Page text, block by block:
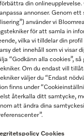
tjänster
Facebook
Miele på Instagram
Miele på Youtube
din onlineupplevelse.
annonser. Genom
använder vi
för att samla in
vilka vi tilldelar din
det innehåll som vi visar
“Godkänn alla cookies”, så
Om du endast vill
väljer du “Endast
finns under
återkalla ditt samtycke,
att ändra dina
Cookies